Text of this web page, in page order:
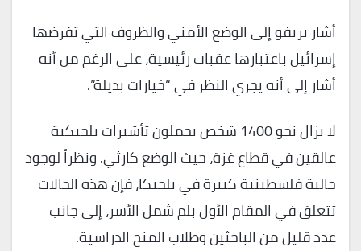
أشار بريفو إلى الوضع الأمني ​​والظروف التي تفرضها
إسرائيل باعتبارها عقبات رئيسية، على الرغم من أنه
أشار إلى أنه يجري النظر في “خيارات بديلة”.
لا يزال نحو 1400 شخص يحملون تأشيرات بلجيكية
عالقين في قطاع غزة، حيث الوضع كارثي. ونظراً لوجود
جالية فلسطينية كبيرة في بلجيكا، فإن هذه الحالات
تتعلق في المقام الأول بلم شمل الأسر، إلى جانب
عدد قليل من الباحثين وطلاب المنح الدراسية.